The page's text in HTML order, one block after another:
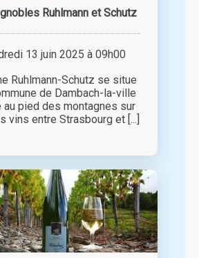
Ruhlmann et Schutz
13 juin 2025 à 09h00
Ruhlmann-Schutz se situe
de Dambach-la-ville
au pied des montagnes sur
vins entre Strasbourg et [...]